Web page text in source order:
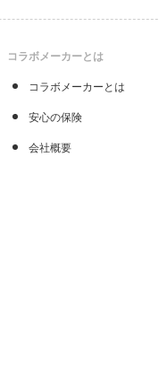
コラボメーカーとは
コラボメーカーとは
安心の保険
会社概要